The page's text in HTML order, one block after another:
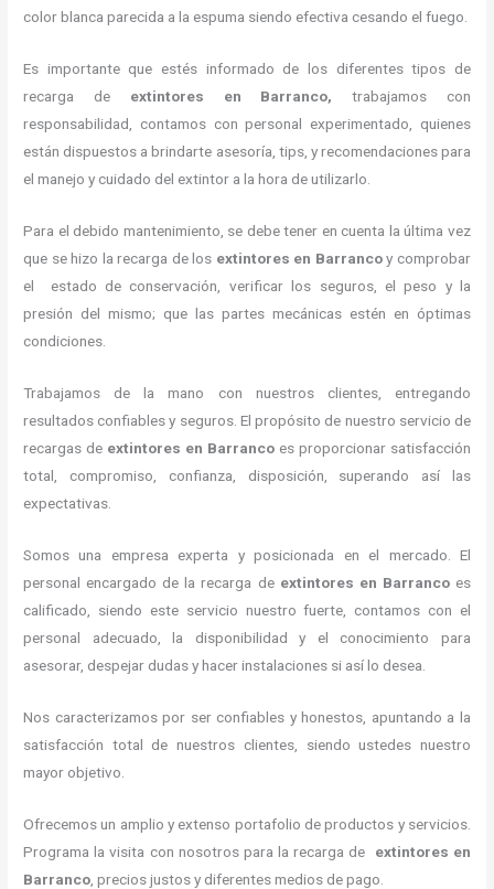
color blanca parecida a la espuma siendo efectiva cesando el fuego.
Es importante que estés informado de los diferentes tipos de
recarga de extintores en Barranco,trabajamos con
responsabilidad, contamos con personal experimentado, quienes
están dispuestos a brindarte asesoría, tips, y recomendaciones para
el manejo y cuidado del extintor a la hora de utilizarlo.
Para el debido mantenimiento, se debe tener en cuenta la última vez
que se hizo la recarga de los extintores en Barrancoy comprobar
el estado de conservación, verificar los seguros, el peso y la
presión del mismo; que las partes mecánicas estén en óptimas
condiciones.
Trabajamos de la mano con nuestros clientes, entregando
resultados confiables y seguros. El propósito de nuestro servicio de
recargas de extintores en Barranco es proporcionar satisfacción
total, compromiso, confianza, disposición, superando así las
expectativas.
Somos una empresa experta y posicionada en el mercado. El
personal encargado de la recarga de extintores en Barrancoes
calificado, siendo este servicio nuestro fuerte, contamos con el
personal adecuado, la disponibilidad y el conocimiento para
asesorar, despejar dudas y hacer instalaciones si así lo desea.
Nos caracterizamos por ser confiables y honestos, apuntando a la
satisfacción total de nuestros clientes, siendo ustedes nuestro
mayor objetivo.
Ofrecemos un amplio y extenso portafolio de productos y servicios.
Programa la visita con nosotros para la recarga de extintores en
Barranco , precios justos y diferentes medios de pago.